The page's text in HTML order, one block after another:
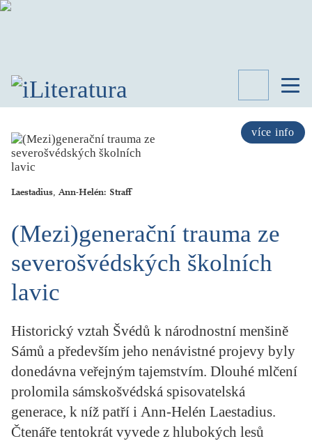
více info
SPISOVATELÉ
KNIHY
LITERATURY
KATEGORIE
PŘEHLED
STUDIE
UKÁZKA
SLOUPEK
ILIGLOSA
Laestadius, Ann-Helén: Straff
(Mezi)generační trauma ze
severošvédských školních
lavic
Historický vztah Švédů k národnostní menšině
Sámů a především jeho nenávistné projevy byly
donedávna veřejným tajemstvím. Dlouhé mlčení
prolomila sámskošvédská spisovatelská
generace, k níž patří i Ann-Helén Laestadius.
Čtenáře tentokrát vyvede z hlubokých lesů